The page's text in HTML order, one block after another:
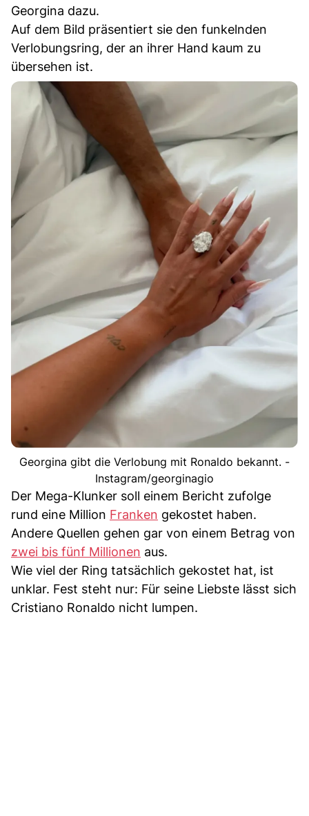
Georgina dazu.
Auf dem Bild präsentiert sie den funkelnden
Verlobungsring, der an ihrer Hand kaum zu
übersehen ist.
Georgina gibt die Verlobung mit Ronaldo bekannt. -
Instagram/georginagio
Der Mega-Klunker soll einem Bericht zufolge
rund eine Million Franken gekostet haben.
Andere Quellen gehen gar von einem Betrag von
zwei bis fünf Millionen aus.
Wie viel der Ring tatsächlich gekostet hat, ist
unklar. Fest steht nur: Für seine Liebste lässt sich
Cristiano Ronaldo nicht lumpen.